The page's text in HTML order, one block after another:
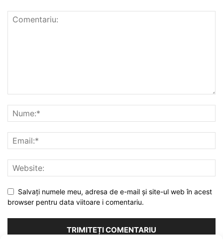
Salvați numele meu, adresa de e-mail și site-ul web în acest
browser pentru data viitoare i comentariu.